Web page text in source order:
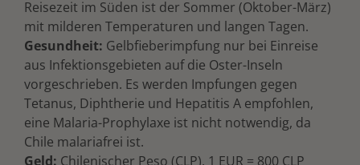
Reisezeit im Süden ist der Sommer (Oktober-März)
mit milderen Temperaturen und langen Tagen.
Gesundheit: Gelbfieberimpfung nur bei Einreise
aus Infektionsgebieten auf die Oster-Inseln
vorgeschrieben. Es werden Impfungen gegen
Tetanus, Diphtherie und Hepatitis A empfohlen,
eine Malaria-Prophylaxe ist nicht notwendig, da
Chile malariafrei ist.
Geld: Chilenischer Peso (CLP), 1 EUR = 800 CLP